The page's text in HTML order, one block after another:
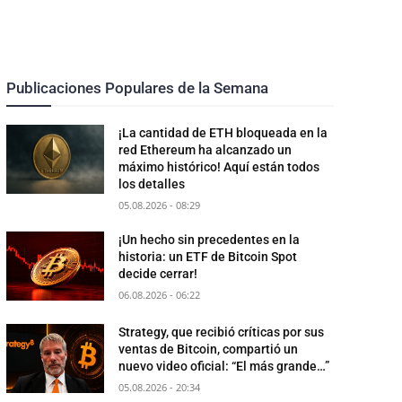
Publicaciones Populares de la Semana
¡La cantidad de ETH bloqueada en la
red Ethereum ha alcanzado un
máximo histórico! Aquí están todos
los detalles
05.08.2026 - 08:29
¡Un hecho sin precedentes en la
historia: un ETF de Bitcoin Spot
decide cerrar!
06.08.2026 - 06:22
Strategy, que recibió críticas por sus
ventas de Bitcoin, compartió un
nuevo video oficial: “El más grande…”
05.08.2026 - 20:34